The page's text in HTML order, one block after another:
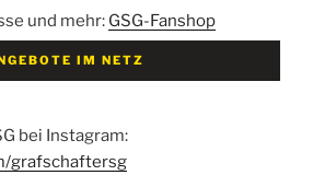
und mehr: GSG-Fanshop
IM NETZ
bei Instagram:
grafschaftersg